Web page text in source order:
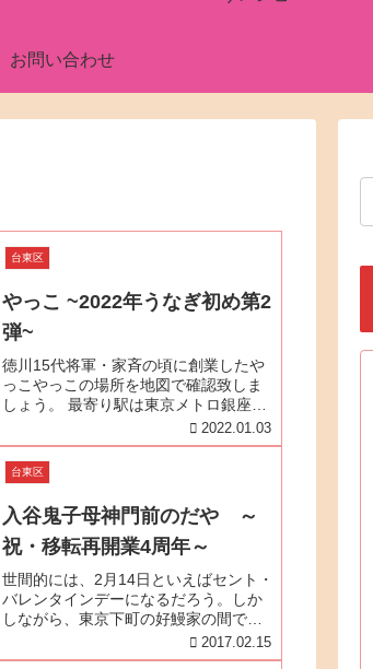
お問い合わせ
台東区
やっこ ~2022年うなぎ初め第2
弾~
徳川15代将軍・家斉の頃に創業したや
っこやっこの場所を地図で確認致しま
しょう。 最寄り駅は東京メトロ銀座
線・田原町駅で徒歩3分 つくばエクス
プレス・浅草駅からも徒歩4分ほど着き
ます 東武、東京メトロ、都営地下鉄・
浅草駅から 雷門通りを歩いて...
2022.01.03
台東区
入谷鬼子母神門前のだや ～
祝・移転再開業4周年～
世間的には、2月14日といえばセント・
バレンタインデーになるだろう。しか
しながら、東京下町の好鰻家の間では
『入谷鬼子母神門前のだや』の移転再
開業記念日なのだ。以前「下谷の3つの
2017.02.15